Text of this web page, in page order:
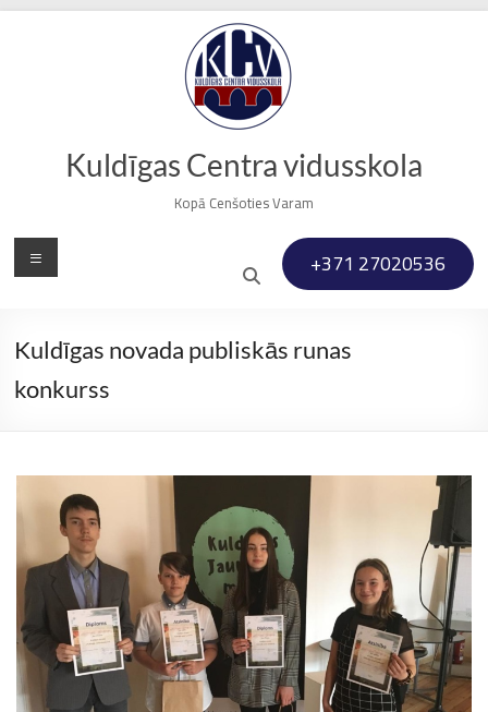
Skip
Kuldīgas Centra vidusskola
Kopā Cenšoties Varam
+371 27020536
Menu
Kuldīgas novada publiskās runas
konkurss